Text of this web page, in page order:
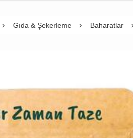
Gıda & Şekerleme Baharatlar